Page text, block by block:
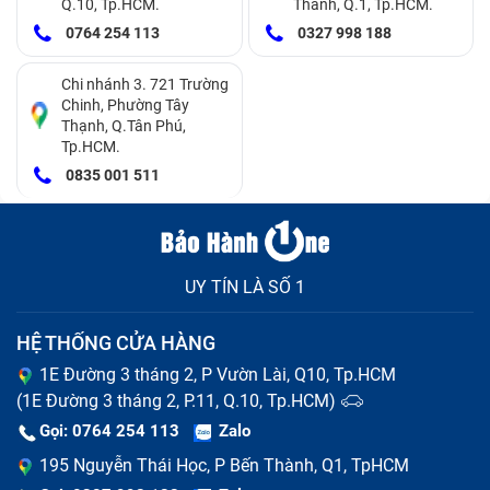
Lỗi màn hình đen:Máy tính đang mở nhưng màn
hình không hiển thị, đèn numlock và capslock chớp
nháy liên tục.
Lỗi quạt tản nhiệt:
quạt tản nhiệt của máy kêu to bất thường, máy
nhanh nóng lên và tự tắt nguồn.
Q.10, Tp.HCM.
0764 254 113
Thành, Q.1, Tp.HCM.
0327 998 188
Chi nhánh 3. 721 Trường
Chinh, Phường Tây
Thạnh, Q.Tân Phú,
Tp.HCM.
0835 001 511
UY TÍN LÀ SỐ 1
HỆ THỐNG CỬA HÀNG
1E Đường 3 tháng 2, P Vườn Lài, Q10, Tp.HCM
(1E Đường 3 tháng 2, P.11, Q.10, Tp.HCM)
Gọi: 0764 254 113 Zalo
195 Nguyễn Thái Học, P Bến Thành, Q1, TpHCM